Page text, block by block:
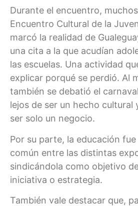
Durante el encuentro,
Encuentro Cultural de la
marcó la realidad de
una cita a la que acudían
las escuelas. Una actividad
explicar porqué se perdió. Al
también se debatió el
lejos de ser un hecho cultural
ser solo un negocio.
Por su parte, la educación
común entre las distintas
sindicándola como objetivo
iniciativa o estrategia.
También vale destacar que,